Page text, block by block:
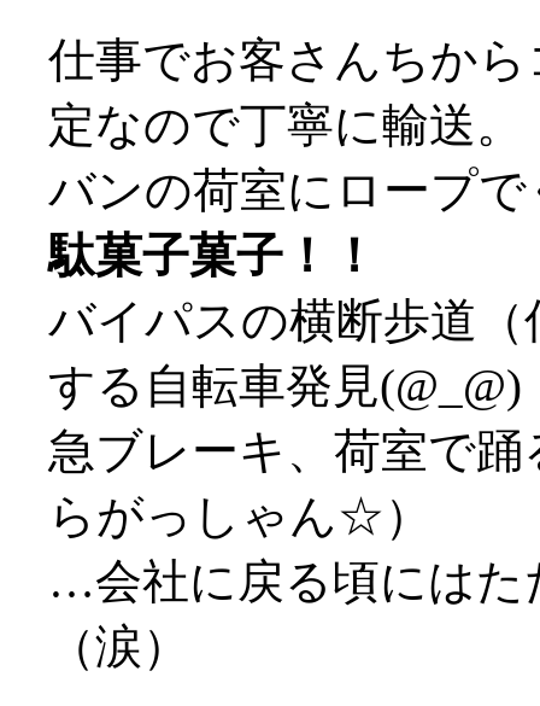
仕事でお客さんちか
定なので丁寧に輸送。
バンの荷室にロープ
駄菓子菓子！！
バイパスの横断歩道
する自転車発見(@_@)
急ブレーキ、荷室で
らがっしゃん☆）
…会社に戻る頃にはた
（涙）